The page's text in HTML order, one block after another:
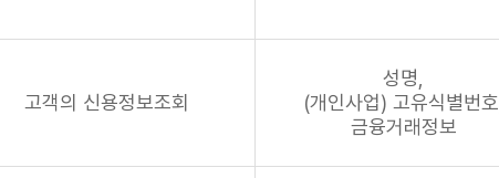
고객의 신용정보조회
성명,
(개인사업) 고유식별번호,
금융거래정보